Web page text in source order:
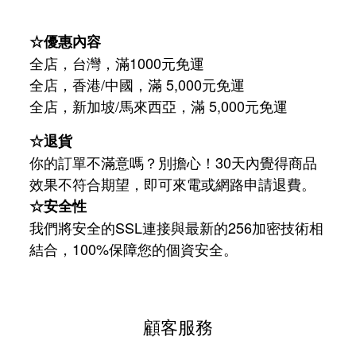
☆優惠內容
全店，台灣，滿1000元免運
全店，香港/中國，滿 5,000元免運
全店，新加坡/馬來西亞，滿 5,000元免運
☆退貨
你的訂單不滿意嗎？別擔心！30天內覺得商品
效果不符合期望，即可來電或網路申請退費。
☆安全性
我們將安全的SSL連接與最新的256加密技術相
結合，100%保障您的個資安全。
顧客服務